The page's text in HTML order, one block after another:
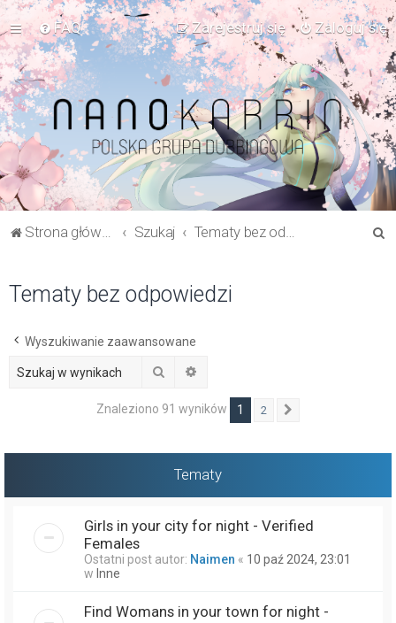
FAQ Zaloguj się
Zarejestruj się
Strona główna Forum Szukaj
Tematy bez odpowiedzi
Wyszukiwanie zaawansowane
Szukaj
Znaleziono 91 wyników 1 2
Tematy
Girls in your city for night - Verified
Females
Ostatni post autor: Naimen « 10 paź 2024, 23:01
w Inne
Find Womans in your town for night -